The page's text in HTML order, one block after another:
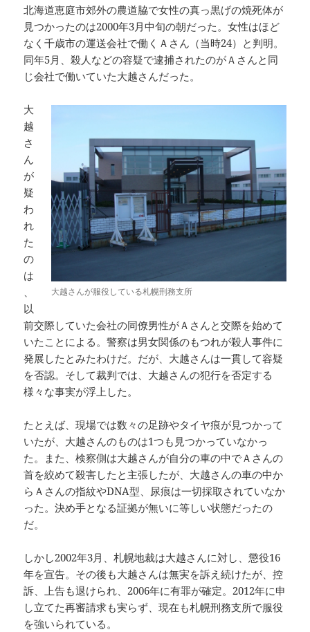
北海道恵庭市郊外の農道脇で女性の真っ黒げの焼死体が
見つかったのは2000年3月中旬の朝だった。女性はほど
なく千歳市の運送会社で働くＡさん（当時24）と判明。
同年5月、殺人などの容疑で逮捕されたのがＡさんと同
じ会社で働いていた大越さんだった。
大越さんが服役している札幌刑務支所
大
越
さ
ん
が
疑
わ
れ
た
の
は
、
以
前交際していた会社の同僚男性がＡさんと交際を始めて
いたことによる。警察は男女関係のもつれが殺人事件に
発展したとみたわけだ。だが、大越さんは一貫して容疑
を否認。そして裁判では、大越さんの犯行を否定する
様々な事実が浮上した。
たとえば、現場では数々の足跡やタイヤ痕が見つかって
いたが、大越さんのものは1つも見つかっていなかっ
た。また、検察側は大越さんが自分の車の中でＡさんの
首を絞めて殺害したと主張したが、大越さんの車の中か
らＡさんの指紋やDNA型、尿痕は一切採取されていなか
った。決め手となる証拠が無いに等しい状態だったの
だ。
しかし2002年3月、札幌地裁は大越さんに対し、懲役16
年を宣告。その後も大越さんは無実を訴え続けたが、控
訴、上告も退けられ、2006年に有罪が確定。2012年に申
し立てた再審請求も実らず、現在も札幌刑務支所で服役
を強いられている。